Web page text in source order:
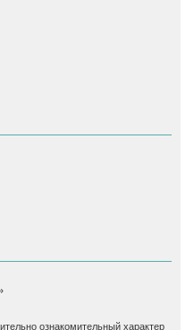
ознакомительный характер